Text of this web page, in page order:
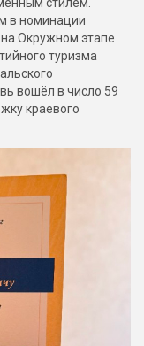
стилем.
в номинации
Окружном этапе
туризма
вошёл в число 59
краевого